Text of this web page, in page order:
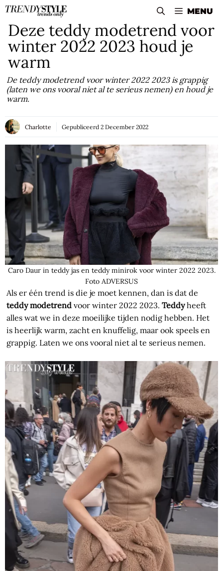
Skip
content
MENU
Deze teddy modetrend voor
winter 2022 2023 houd je
warm
De teddy modetrend voor winter 2022 2023 is grappig
(laten we ons vooral niet al te serieus nemen) en houd je
warm.
Charlotte Gepubliceerd 2 December 2022
Caro Daur in teddy jas en teddy minirok voor winter 2022 2023.
Foto ADVERSUS
Als er één trend is die je moet kennen, dan is dat de
teddy modetrend voor winter 2022 2023.Teddyheeft
alles wat we in deze moeilijke tijden nodig hebben. Het
is heerlijk warm, zacht en knuffelig, maar ook speels en
grappig. Laten we ons vooral niet al te serieus nemen.